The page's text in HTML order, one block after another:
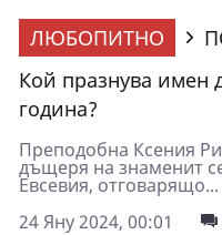
ЛЮБОПИТНО
Кой празнува имен
година?
Преподобна Ксения
дъщеря на знаменит
Евсевия, отговарящо...
24 Яну 2024, 00:01